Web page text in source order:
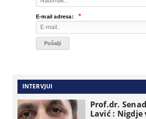
E-mail adresa: *
INTERVJUI
Prof.dr.
Lavić : Nigdje